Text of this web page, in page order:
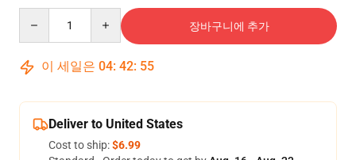
장바구니에 추가
이 세일은 04: 42: 54
Deliver to United States
Cost to ship:$6.99